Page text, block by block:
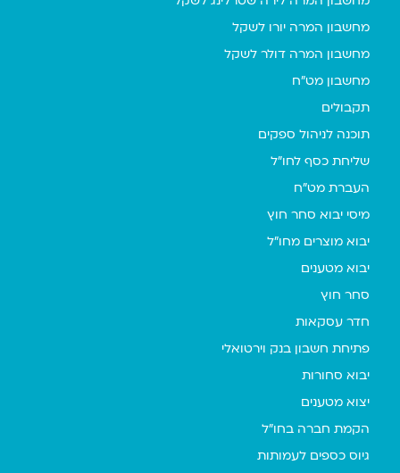
מחשבון המרה יורו לשקל
מחשבון המרה דולר לשקל
מחשבון מט"ח
תקבולים
תוכנה לניהול ספקים
שליחת כסף לחו"ל
העברת מט"ח
מיסי יבוא סחר חוץ
יבוא מוצרים מחו"ל
יבוא מטענים
סחר חוץ
חדר עסקאות
פתיחת חשבון בנק וירטואלי
יבוא סחורות
יצוא מטענים
הקמת חברה בחו"ל
גיוס כספים לעמותות